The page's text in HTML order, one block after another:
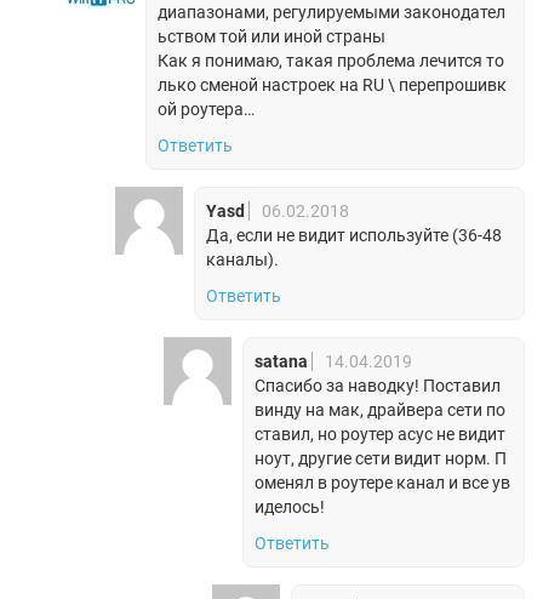
диапазонами, регулируемыми законодател
ьством той или иной страны
Как я понимаю, такая проблема лечится то
лько сменой настроек на RU \ перепрошивк
ой роутера…
Ответить
Yasd
06.02.2018
Да, если не видит используйте (36-48
каналы).
Ответить
satana
14.04.2019
Спасибо за наводку! Поставил
винду на мак, драйвера сети по
ставил, но роутер асус не видит
ноут, другие сети видит норм. П
оменял в роутере канал и все ув
иделось!
Ответить